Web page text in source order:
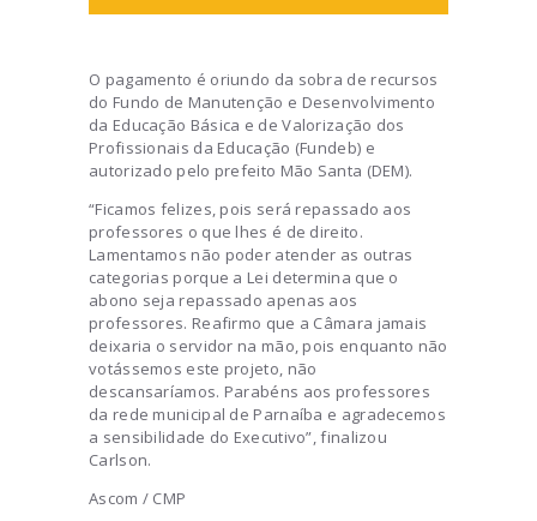
O pagamento é oriundo da sobra de recursos
do Fundo de Manutenção e Desenvolvimento
da Educação Básica e de Valorização dos
Profissionais da Educação (Fundeb) e
autorizado pelo prefeito Mão Santa (DEM).
“Ficamos felizes, pois será repassado aos
professores o que lhes é de direito.
Lamentamos não poder atender as outras
categorias porque a Lei determina que o
abono seja repassado apenas aos
professores. Reafirmo que a Câmara jamais
deixaria o servidor na mão, pois enquanto não
votássemos este projeto, não
descansaríamos. Parabéns aos professores
da rede municipal de Parnaíba e agradecemos
a sensibilidade do Executivo”, finalizou
Carlson.
Ascom / CMP